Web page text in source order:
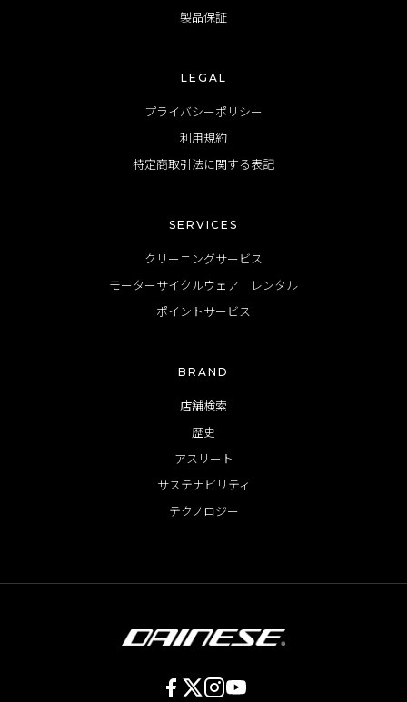
製品保証
LEGAL
プライバシーポリシー
利用規約
特定商取引法に関する表記
SERVICES
クリーニングサービス
モーターサイクルウェア レンタル
ポイントサービス
BRAND
店舗検索
歴史
アスリート
サステナビリティ
テクノロジー